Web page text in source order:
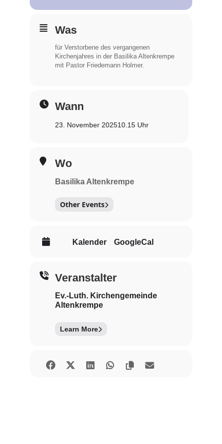
Lebensweg Süsel
Was
für Verstorbene des vergangenen
Kirchenjahres in der Basilika Altenkrempe
mit Pastor Friedemann Holmer.
Wann
23. November 202510.15 Uhr
Wo
Basilika Altenkrempe
Other Events
Kalender GoogleCal
Veranstalter
Ev.-Luth. Kirchengemeinde
Altenkrempe
Learn More